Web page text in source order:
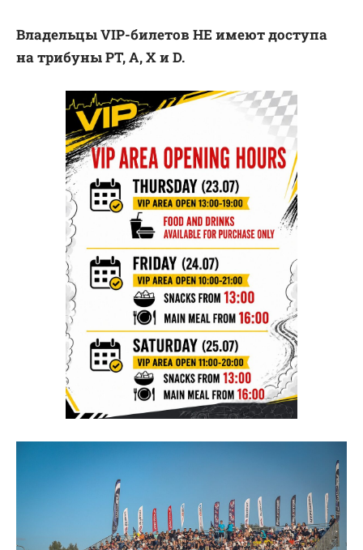
ВладельцыVIP-билетов НЕ имеют доступа
на трибуныPT,A, XиD.